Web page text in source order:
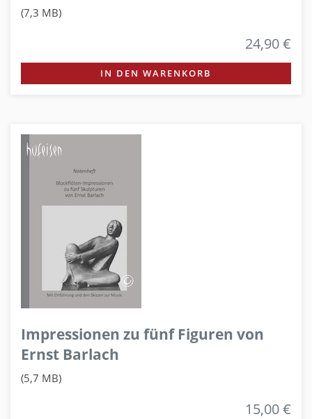
(7,3 MB)
24,90 €
IN DEN WARENKORB
Impressionen zu fünf Figuren von
Ernst Barlach
(5,7 MB)
15,00 €